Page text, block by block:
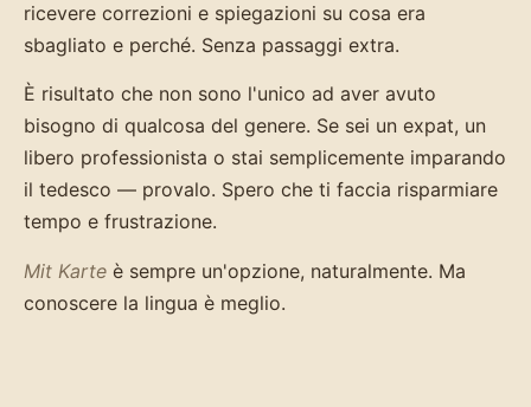
ricevere correzioni e spiegazioni su cosa era
sbagliato e perché. Senza passaggi extra.
È risultato che non sono l'unico ad aver avuto
bisogno di qualcosa del genere. Se sei un expat, un
libero professionista o stai semplicemente imparando
il tedesco — provalo. Spero che ti faccia risparmiare
tempo e frustrazione.
Mit Karte è sempre un'opzione, naturalmente. Ma
conoscere la lingua è meglio.